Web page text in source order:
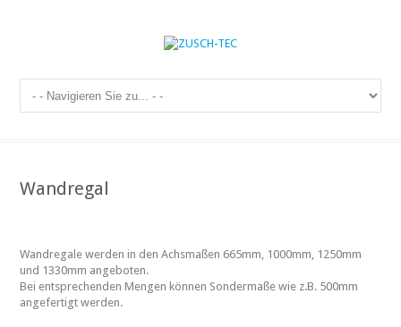
Wandregal
Wandregale werden in den Achsmaßen 665mm, 1000mm, 1250mm
und 1330mm angeboten.
Bei entsprechenden Mengen können Sondermaße wie z.B. 500mm
angefertigt werden.